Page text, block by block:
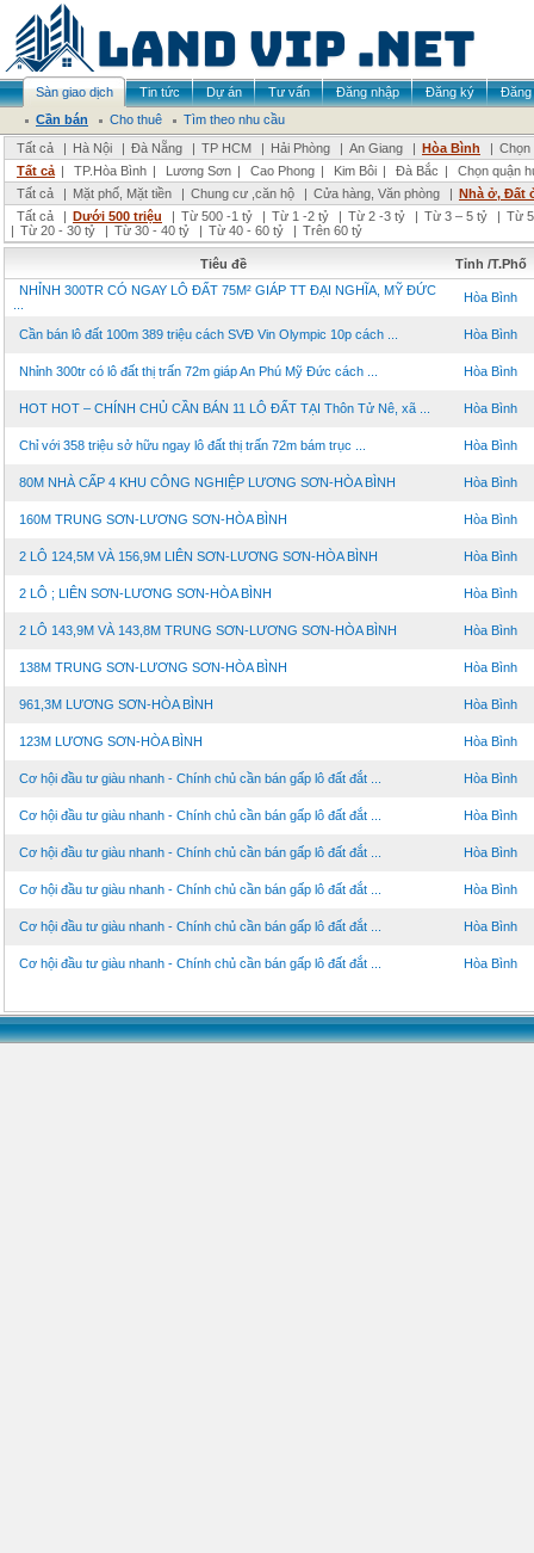
Sàn giao dịch Tin tức Dự án Tư vấn Đăng nhập Đăng ký
Đăng
Cần bán
Cho thuê
Tìm theo nhu cầu
Tất cả
| Hà Nội | Đà Nẵng | TP HCM | Hải Phòng | An Giang | Hòa Bình | Chọn
Tất cả | TP.Hòa Bình | Lương Sơn | Cao Phong | Kim Bôi | Đà Bắc |
Chọn quận
Tất cả
| Mặt phố, Mặt tiền | Chung cư ,căn hộ | Cửa hàng, Văn phòng | Nhà ở, Đất
Tất cả
| Dưới 500 triệu | Từ 500 -1 tỷ | Từ 1 -2 tỷ | Từ 2 -3 tỷ | Từ 3 – 5 tỷ | Từ
| Từ 20 - 30 tỷ | Từ 30 - 40 tỷ | Từ 40 - 60 tỷ | Trên 60 tỷ
Tiêu đề
Tỉnh /T.Phố
NHỈNH 300TR CÓ NGAY LÔ ĐẤT 75M² GIÁP TT ĐẠI NGHĨA, MỸ ĐỨC
Hòa Bình
Cần bán lô đất 100m 389 triệu cách SVĐ Vin Olympic 10p cách ... Hòa Bình
Nhỉnh 300tr có lô đất thị trấn 72m giáp An Phú Mỹ Đức cách ... Hòa Bình
HOT HOT – CHÍNH CHỦ CẦN BÁN 11 LÔ ĐẤT TẠI Thôn Tử Nê, xã ... Hòa Bình
Chỉ với 358 triệu sở hữu ngay lô đất thị trấn 72m bám trục ... Hòa Bình
80M NHÀ CẤP 4 KHU CÔNG NGHIỆP LƯƠNG SƠN-HÒA BÌNH Hòa Bình
160M TRUNG SƠN-LƯƠNG SƠN-HÒA BÌNH Hòa Bình
2 LÔ 124,5M VÀ 156,9M LIÊN SƠN-LƯƠNG SƠN-HÒA BÌNH Hòa Bình
2 LÔ ; LIÊN SƠN-LƯƠNG SƠN-HÒA BÌNH Hòa Bình
2 LÔ 143,9M VÀ 143,8M TRUNG SƠN-LƯƠNG SƠN-HÒA BÌNH Hòa Bình
138M TRUNG SƠN-LƯƠNG SƠN-HÒA BÌNH Hòa Bình
961,3M LƯƠNG SƠN-HÒA BÌNH Hòa Bình
123M LƯƠNG SƠN-HÒA BÌNH Hòa Bình
Cơ hội đầu tư giàu nhanh - Chính chủ cần bán gấp lô đất đắt ... Hòa Bình
Cơ hội đầu tư giàu nhanh - Chính chủ cần bán gấp lô đất đắt ... Hòa Bình
Cơ hội đầu tư giàu nhanh - Chính chủ cần bán gấp lô đất đắt ... Hòa Bình
Cơ hội đầu tư giàu nhanh - Chính chủ cần bán gấp lô đất đắt ... Hòa Bình
Cơ hội đầu tư giàu nhanh - Chính chủ cần bán gấp lô đất đắt ... Hòa Bình
Cơ hội đầu tư giàu nhanh - Chính chủ cần bán gấp lô đất đắt ... Hòa Bình